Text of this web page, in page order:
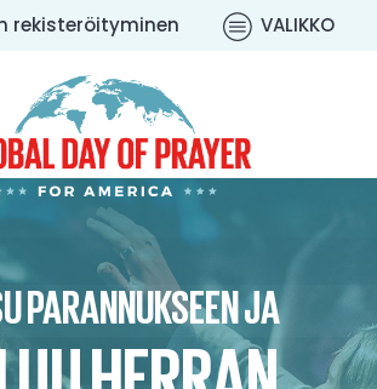
rekisteröityminen VALIKKO
PARANNUKSEEN JA
HERRAN